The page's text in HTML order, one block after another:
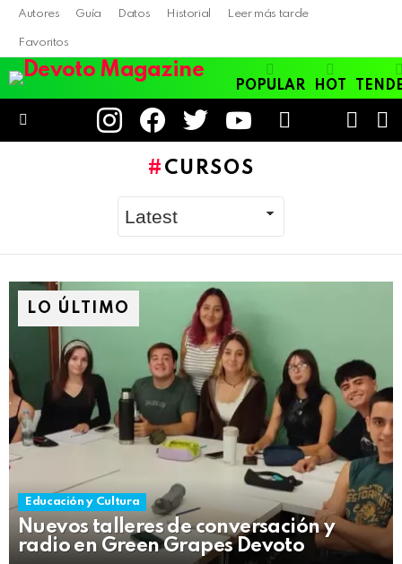
Autores Guía Datos Historial Leer más tarde
Favoritos
POPULAR HOT
instagramfacebooktwitter youtube
SKIN
CURSOS
LO ÚLTIMO
Educación y Cultura
Nuevos talleres de conversación y
radio en Green Grapes Devoto